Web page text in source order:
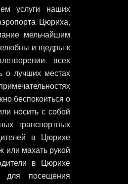
услуги наших
Цюриха,
мельчайшим
и щедры к
всех
о лучших местах
беспокоиться о
носить с собой
транспортных
в Цюрихе
или махать рукой
в Цюрихе
для посещения